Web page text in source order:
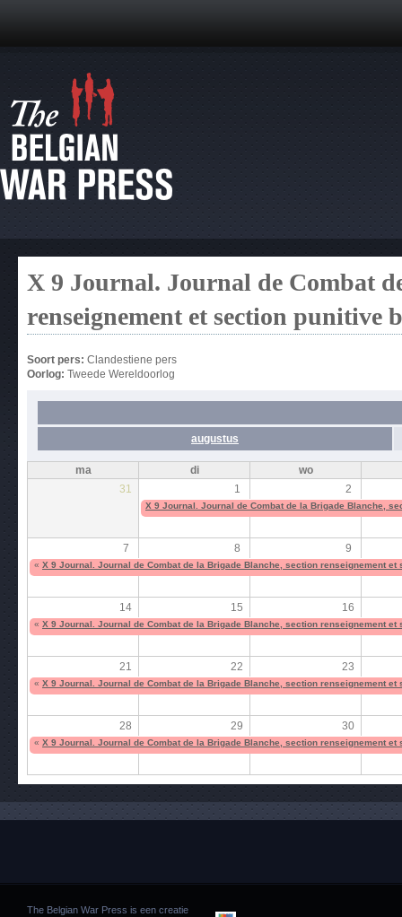
X 9 Journal. Journal de Combat
renseignement et section punitive
Soort pers: Clandestiene pers
Oorlog: Tweede Wereldoorlog
augustus
ma di
wo
31
1 2
X 9 Journal. Journal de Combat de la Brigade Blanche,
7 8 9
« X 9 Journal. Journal de Combat de la Brigade Blanche, section renseignement et
14 15 16
« X 9 Journal. Journal de Combat de la Brigade Blanche, section renseignement et
21 22 23
« X 9 Journal. Journal de Combat de la Brigade Blanche, section renseignement et
28 29 30
« X 9 Journal. Journal de Combat de la Brigade Blanche, section renseignement et
The Belgian War Press is een creatie